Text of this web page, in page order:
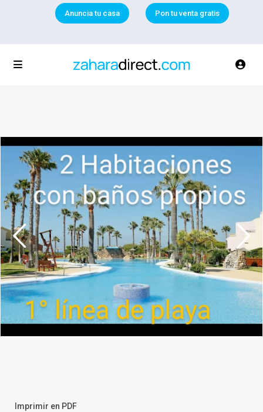
Anuncia tu casa Pon tu venta gratis
Imprimir en PDF